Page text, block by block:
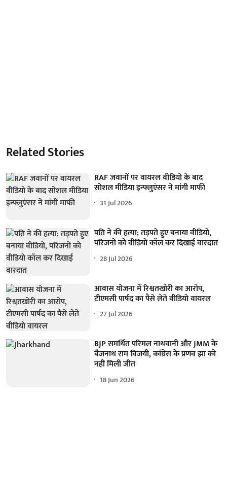
Related Stories
RAF जवानों पर वायरल वीडियो के बाद
सोशल मीडिया इन्फ्लुएंसर ने मांगी माफी
31 Jul 2026
पति ने की हत्या; तड़पते हुए बनाया वीडियो,
परिजनों को वीडियो कॉल कर दिखाई वारदात
28 Jul 2026
आवास योजना में रिश्वतखोरी का आरोप,
टीएमसी पार्षद का पैसे लेते वीडियो वायरल
27 Jul 2026
BJP समर्थित परिमल नाथवानी और JMM के
बैजनाथ राम विजयी, कांग्रेस के प्रणव झा को
नहीं मिली जीत
18 Jun 2026